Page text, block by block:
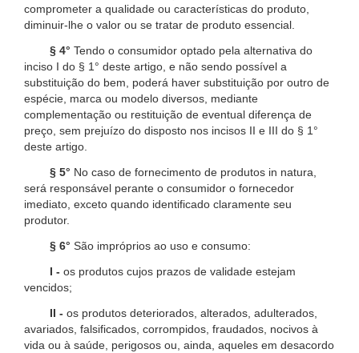
comprometer a qualidade ou características do produto,
diminuir-lhe o valor ou se tratar de produto essencial.
§ 4° Tendo o consumidor optado pela alternativa do
inciso I do § 1° deste artigo, e não sendo possível a
substituição do bem, poderá haver substituição por outro de
espécie, marca ou modelo diversos, mediante
complementação ou restituição de eventual diferença de
preço, sem prejuízo do disposto nos incisos II e III do § 1°
deste artigo.
§ 5° No caso de fornecimento de produtos in natura,
será responsável perante o consumidor o fornecedor
imediato, exceto quando identificado claramente seu
produtor.
§ 6° São impróprios ao uso e consumo:
I - os produtos cujos prazos de validade estejam
vencidos;
II - os produtos deteriorados, alterados, adulterados,
avariados, falsificados, corrompidos, fraudados, nocivos à
vida ou à saúde, perigosos ou, ainda, aqueles em desacordo